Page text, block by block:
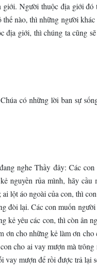
Người thuộc địa giới đó
nào, thì những người khác
địa giới, thì chúng ta cũng
có những lời ban sự
nghe Thầy đây: Các con
nguyền rủa mình, hãy cầu
lột áo ngoài của con, thì
đòi lại. Các con muốn người
kẻ yêu các con, thì còn ân
ơn cho những kẻ làm ơn cho
cho ai vay mượn mà trông
mượn để rồi được trả lại